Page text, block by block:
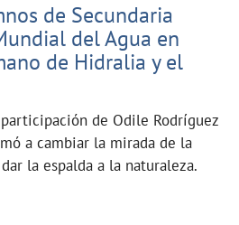
de Secundaria
del Agua en
de Hidralia y el
de Odile Rodríguez
a cambiar la mirada de la
la espalda a la naturaleza.